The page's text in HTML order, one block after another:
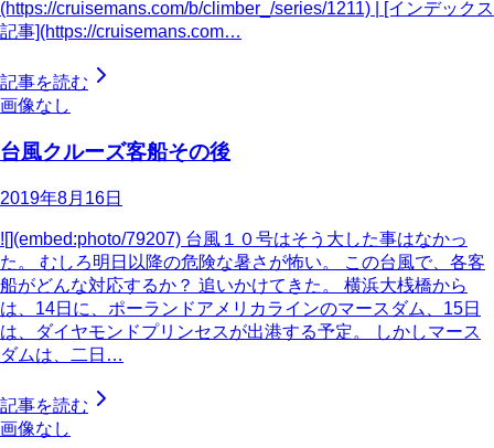
(https://cruisemans.com/b/climber_/series/1211) | [インデックス
記事](https://cruisemans.com…
記事を読む
画像なし
台風クルーズ客船その後
2019年8月16日
![](embed:photo/79207) 台風１０号はそう大した事はなかっ
た。 むしろ明日以降の危険な暑さが怖い。 この台風で、各客
船がどんな対応するか？ 追いかけてきた。 横浜大桟橋から
は、14日に、ポーランドアメリカラインのマースダム、15日
は、ダイヤモンドプリンセスが出港する予定。 しかしマース
ダムは、二日…
記事を読む
画像なし